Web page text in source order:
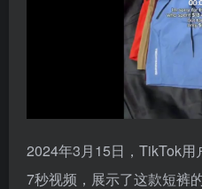
2024年3月15日，TikTok
7秒视频，展示了这款短裤